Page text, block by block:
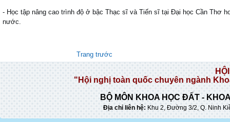
- Học tập nâng cao trình độ ở bậc Thạc sĩ và Tiến sĩ tại Đại học Cần Thơ
nước.
Trang trước
"Hội nghị toàn quốc chuyên ngành
BỘ MÔN KHOA HỌC ĐẤT -
Địa chỉ liên hệ: Khu 2, Đường 3/2, Q. Ninh